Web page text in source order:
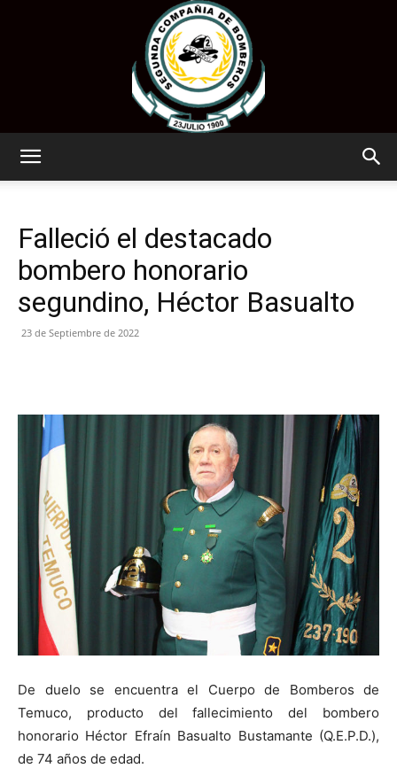
Falleció el destacado
bombero honorario
segundino, Héctor Basualto
23 de Septiembre de 2022
De duelo se encuentra el Cuerpo de Bomberos de
Temuco, producto del fallecimiento del bombero
honorario Héctor Efraín Basualto Bustamante (Q.E.P.D.),
de 74 años de edad.